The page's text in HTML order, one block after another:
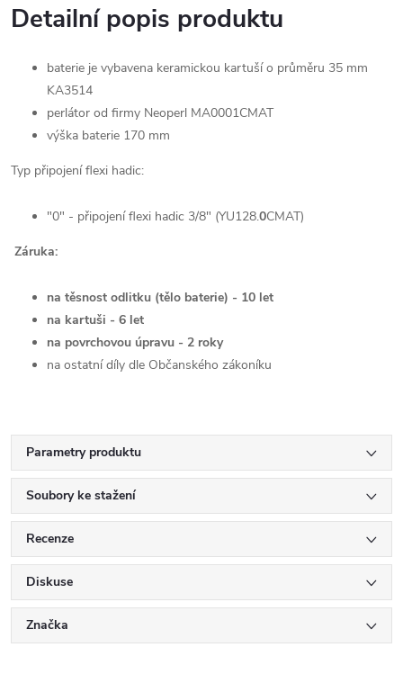
Detailní popis produktu
baterie je vybavena keramickou kartuší o průměru 35 mm
KA3514
perlátor od firmy Neoperl MA0001CMAT
výška baterie 170 mm
Typ připojení flexi hadic:
"0" - připojení flexi hadic 3/8" (YU128.0CMAT)
Záruka:
na těsnost odlitku (tělo baterie) - 10 let
na kartuši - 6 let
na povrchovou úpravu - 2 roky
na ostatní díly dle Občanského zákoníku
Parametry produktu
Soubory ke stažení
Recenze
Diskuse
Značka